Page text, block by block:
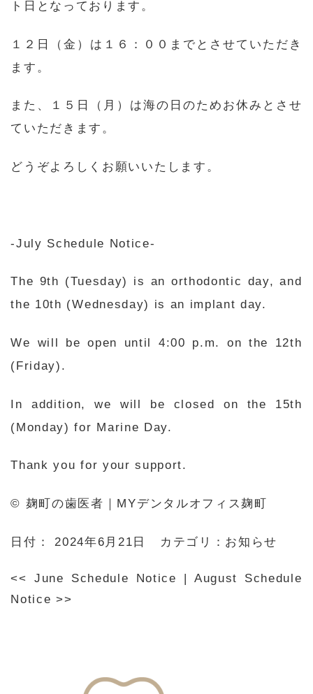
ト日となっております。
１２日（金）は１６：００までとさせていただき
ます。
また、１５日（月）は海の日のためお休みとさせ
ていただきます。
どうぞよろしくお願いいたします。
-July Schedule Notice-
The 9th (Tuesday) is an orthodontic day, and
the 10th (Wednesday) is an implant day.
We will be open until 4:00 p.m. on the 12th
(Friday).
In addition, we will be closed on the 15th
(Monday) for Marine Day.
Thank you for your support.
© 麹町の歯医者｜MYデンタルオフィス麹町
日付： 2024年6月21日 カテゴリ： お知らせ
<< June Schedule Notice
August Schedule
Notice>>